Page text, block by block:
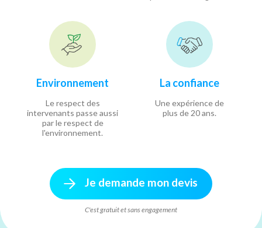
Environnement
Le respect des
intervenants passe aussi
par le respect de
l'environnement.
La confiance
Une expérience de
plus de 20 ans.
Je demande mon devis
C'est gratuit et sans engagement